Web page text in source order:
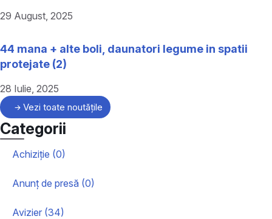
29 August, 2025
44 mana + alte boli, daunatori legume in spatii
protejate (2)
28 Iulie, 2025
Vezi toate noutățile
Categorii
Achiziție (0)
Anunț de presă (0)
Avizier (34)